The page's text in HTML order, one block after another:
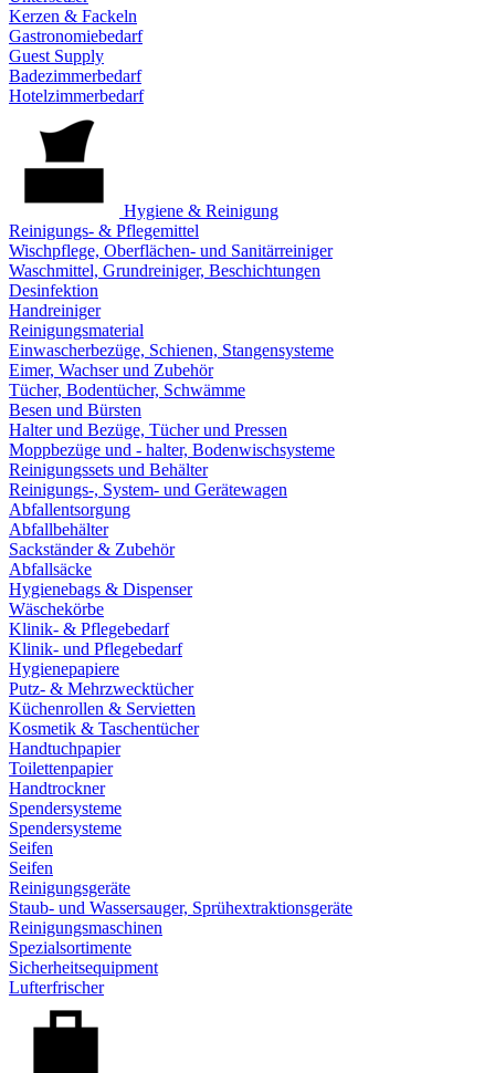
Kerzen & Fackeln
Gastronomiebedarf
Guest Supply
Badezimmerbedarf
Hotelzimmerbedarf
Hygiene & Reinigung
Reinigungs- & Pflegemittel
Wischpflege, Oberflächen- und Sanitärreiniger
Waschmittel, Grundreiniger, Beschichtungen
Desinfektion
Handreiniger
Reinigungsmaterial
Einwascherbezüge, Schienen, Stangensysteme
Eimer, Wachser und Zubehör
Tücher, Bodentücher, Schwämme
Besen und Bürsten
Halter und Bezüge, Tücher und Pressen
Moppbezüge und - halter, Bodenwischsysteme
Reinigungssets und Behälter
Reinigungs-, System- und Gerätewagen
Abfallentsorgung
Abfallbehälter
Sackständer & Zubehör
Abfallsäcke
Hygienebags & Dispenser
Wäschekörbe
Klinik- & Pflegebedarf
Klinik- und Pflegebedarf
Hygienepapiere
Putz- & Mehrzwecktücher
Küchenrollen & Servietten
Kosmetik & Taschentücher
Handtuchpapier
Toilettenpapier
Handtrockner
Spendersysteme
Spendersysteme
Seifen
Seifen
Reinigungsgeräte
Staub- und Wassersauger, Sprühextraktionsgeräte
Reinigungsmaschinen
Spezialsortimente
Sicherheitsequipment
Lufterfrischer